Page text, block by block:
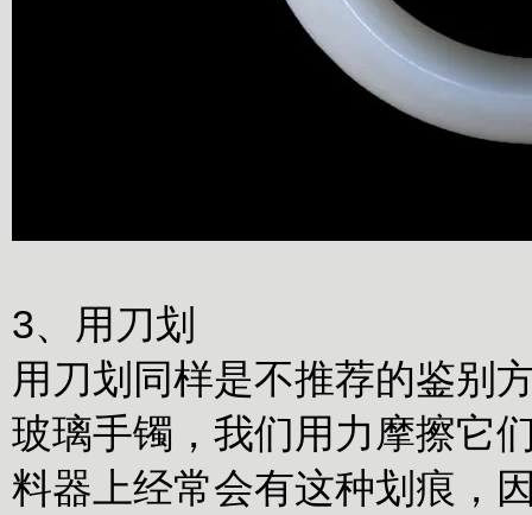
3、用刀划
用刀划同样是不推荐的鉴别
玻璃手镯，我们用力摩擦它
料器上经常会有这种划痕，